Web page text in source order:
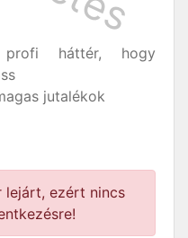
profi háttér, hogy
jutalékok
lejárt, ezért nincs